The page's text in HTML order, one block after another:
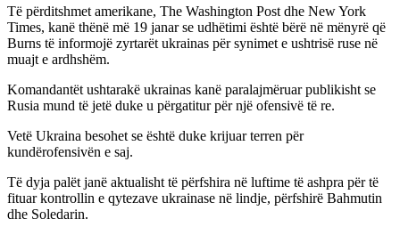
Të përditshmet amerikane, The Washington Post dhe New York
Times, kanë thënë më 19 janar se udhëtimi është bërë në mënyrë që
Burns të informojë zyrtarët ukrainas për synimet e ushtrisë ruse në
muajt e ardhshëm.
Komandantët ushtarakë ukrainas kanë paralajmëruar publikisht se
Rusia mund të jetë duke u përgatitur për një ofensivë të re.
Vetë Ukraina besohet se është duke krijuar terren për
kundërofensivën e saj.
Të dyja palët janë aktualisht të përfshira në luftime të ashpra për të
fituar kontrollin e qytezave ukrainase në lindje, përfshirë Bahmutin
dhe Soledarin.